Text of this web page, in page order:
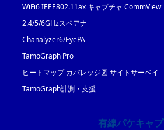
WiFi6 IEEE802.11ax キャプチャ CommView
2.4/5/6GHzスペアナ
Chanalyzer6/EyePA
TamoGraph Pro
ヒートマップ カバレッジ図 サイトサーベイ
TamoGraph計測・支援
有線パケキャプ